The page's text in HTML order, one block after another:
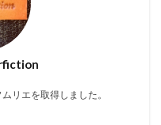
リエを取得しました。